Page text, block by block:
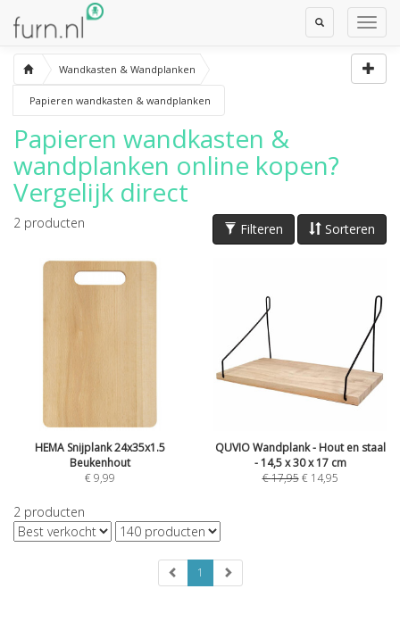
Toggle
Search
Wandkasten & Wandplanken
Papieren wandkasten & wandplanken
Papieren wandkasten &
wandplanken online kopen?
Vergelijk direct
Sorteren
Filteren
2 producten
HEMA Snijplank 24x35x1.5
Beukenhout
€9,99
QUVIO Wandplank - Hout en staal
- 14,5 x 30 x 17 cm
€17,95 € 14,95
2 producten
1